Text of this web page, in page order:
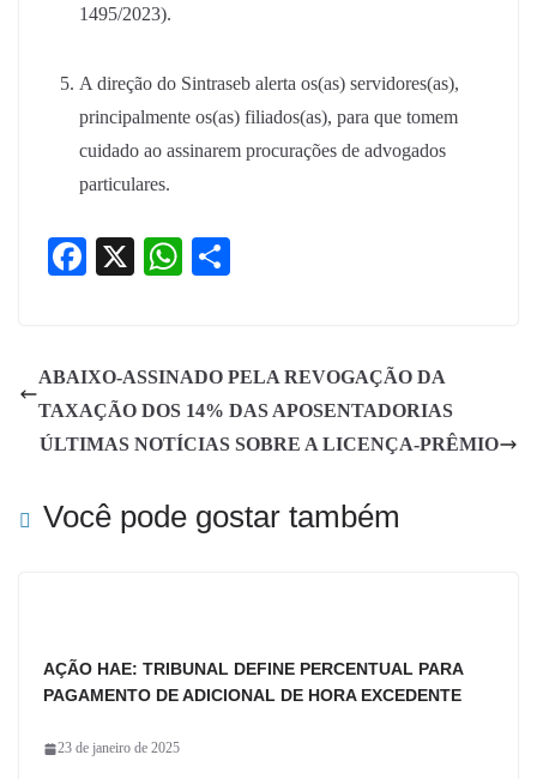
1495/2023).
A direção do Sintraseb alerta os(as) servidores(as),
principalmente os(as) filiados(as), para que tomem
cuidado ao assinarem procurações de advogados
particulares.
Fa
ok
X
W
A
pp
ABAIXO-ASSINADO PELA REVOGAÇÃO DA
TAXAÇÃO DOS 14% DAS APOSENTADORIAS
ÚLTIMAS NOTÍCIAS SOBRE A LICENÇA-PRÊMIO
Você pode gostar também
AÇÃO HAE: TRIBUNAL DEFINE PERCENTUAL PARA
PAGAMENTO DE ADICIONAL DE HORA EXCEDENTE
23 de janeiro de 2025